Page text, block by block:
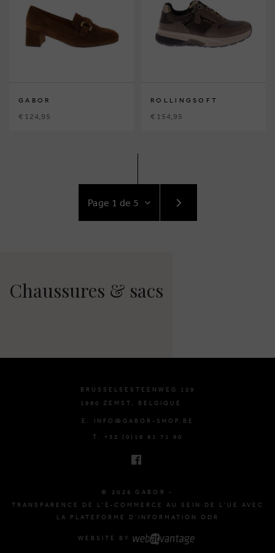
GABOR
€ 124,95
ROLLINGSOFT
€ 154,95
AU
SUIVANT
Chaussures & sacs
BRUSSELSESTEENWEG 129
1980 ZEMST, BELGIQUE
E. INFO@GABOR-SHOP.BE
T. +32 (0)16 61 71 60
© 2026 GABOR -
TRANSPARENCE DE L'E-COMMERCE AU SEIN DE L'UE AVEC
LA PLATEFORME D'INFORMATION ODR
WEBSITE BY